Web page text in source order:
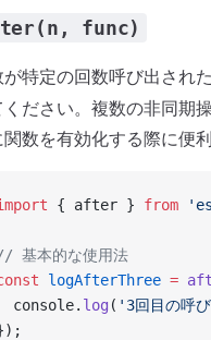
func)
特定の回数呼び出され
ください。複数の非同期
数を有効化する際に便利
{ after } from
基本的な使用法
logAfterThree =
console.
log ( '3回目の呼